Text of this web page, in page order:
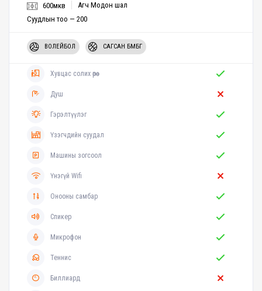
600мкв
Агч Модон шал
Суудлын тоо — 200
ВОЛЕЙБОЛ САГСАН БӨМБӨГ
Хувцас солих өрөө
Душ
Гэрэлтүүлэг
Үзэгчдийн суудал
Машины зогсоол
Үнэгүй Wifi
Онооны самбар
Спикер
Микрофон
Теннис
Биллиард